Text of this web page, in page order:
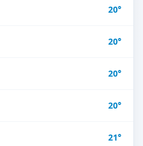
20°
20°
20°
20°
21°